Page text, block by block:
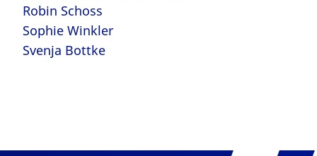
Robin Schoss
Sophie Winkler
Svenja Bottke